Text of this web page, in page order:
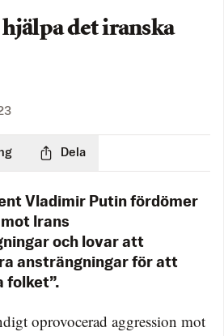
det iranska
Dela
Vladimir Putin fördömer
Irans
och lovar att
ansträngningar för att
folket”.
oprovocerad aggression mot